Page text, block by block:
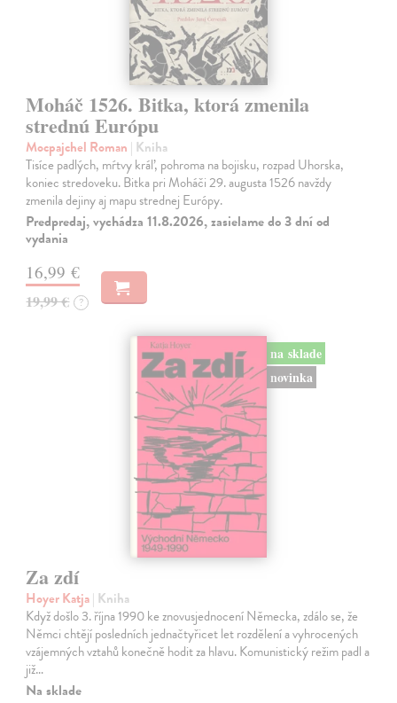
Moháč 1526. Bitka, ktorá zmenila
strednú Európu
Mocpajchel Roman | Kniha
Tisíce padlých, mŕtvy kráľ, pohroma na bojisku, rozpad Uhorska,
koniec stredoveku. Bitka pri Moháči 29. augusta 1526 navždy
zmenila dejiny aj mapu strednej Európy.
Predpredaj, vychádza 11.8.2026, zasielame do 3 dní od
vydania
16,99 €
19,99 € ?
na sklade
novinka
Za zdí
Hoyer Katja| Kniha
Když došlo 3. října 1990 ke znovusjednocení Německa, zdálo se, že
Němci chtějí posledních jednačtyřicet let rozdělení a vyhrocených
vzájemných vztahů konečně hodit za hlavu. Komunistický režim padl a
již…
Na sklade